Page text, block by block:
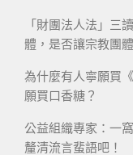
「財團法人法」三
體，是否讓宗教團
為什麼有人寧願買
願買口香糖？
公益組織專家：一
釐清流言蜚語吧！